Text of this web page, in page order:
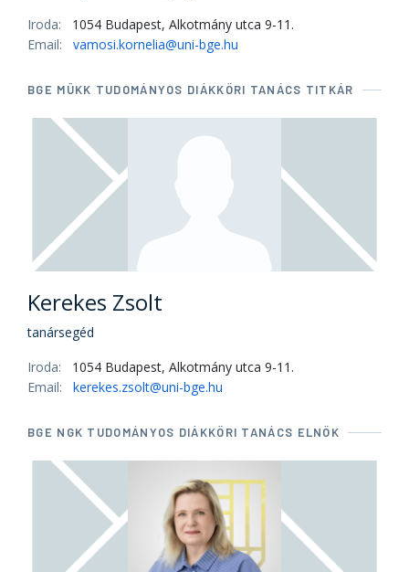
Iroda:
1054 Budapest, Alkotmány utca 9-11.
Email:
vamosi.kornelia@uni-bge.hu
BGE MÜKK TUDOMÁNYOS DIÁKKÖRI TANÁCS TITKÁR
Kerekes Zsolt
tanársegéd
Iroda:
1054 Budapest, Alkotmány utca 9-11.
Email:
kerekes.zsolt@uni-bge.hu
BGE NGK TUDOMÁNYOS DIÁKKÖRI TANÁCS ELNÖK